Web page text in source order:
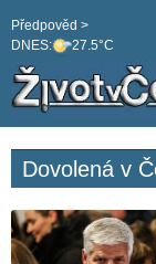
DNES: 27.5°C
Předpověd >
Dovolená v